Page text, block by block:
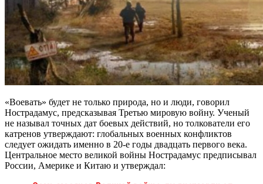
«Воевать» будет не только природа, но и люди, говорил
Нострадамус, предсказывая Третью мировую войну. Ученый
не называл точных дат боевых действий, но толкователи его
катренов утверждают: глобальных военных конфликтов
следует ожидать именно в 20-е годы двадцать первого века.
Центральное место великой войны Нострадамус предписывал
России, Америке и Китаю и утверждал: